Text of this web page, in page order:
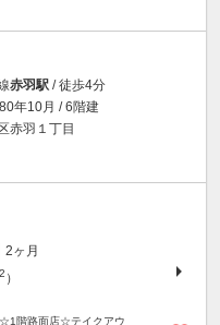
赤羽駅 / 徒歩4分
年10月 / 6階建
赤羽１丁目
2ヶ月
2 ）
階路面店☆テイクアウ